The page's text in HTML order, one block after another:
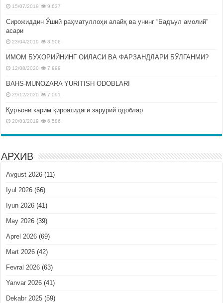
15/07/2019 9,637
Сирожиддин Ўший раҳматуллоҳи алайҳ ва унинг “Бадъул амолий”
асари
23/04/2019 8,506
ИМОМ БУХОРИЙНИНГ ОИЛАСИ ВА ФАРЗАНДЛАРИ БЎЛГАНМИ?
12/08/2020 7,999
BAHS-MUNOZARA YURITISH ODOBLARI
29/12/2020 7,091
Қуръони карим қироатидаги зарурий одоблар
20/03/2019 6,586
АРХИВ
Avgust 2026 (11)
Iyul 2026 (66)
Iyun 2026 (41)
May 2026 (39)
Aprel 2026 (69)
Mart 2026 (42)
Fevral 2026 (63)
Yanvar 2026 (41)
Dekabr 2025 (59)